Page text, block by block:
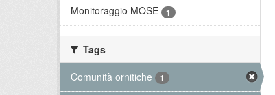
Monitoraggio MOSE
1
Tags
Comunità ornitiche
1